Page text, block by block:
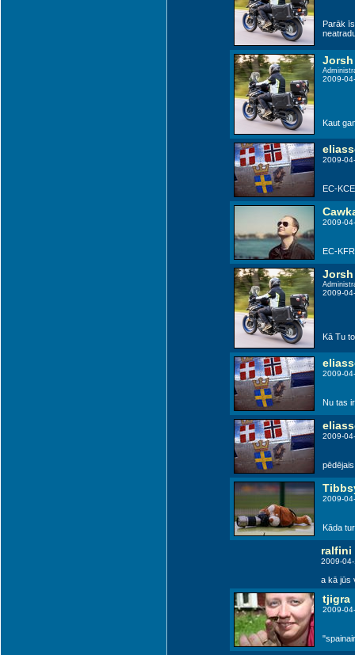
Parāk
Jorsh
2009-
Kaut
2009-
EC-
2009-
EC-
Jorsh
2009-
Kā Tu
2009-
Nu tas
2009-
2009-
Kāda
ralfini
2009-
a kā jūs
tjigra
2009-